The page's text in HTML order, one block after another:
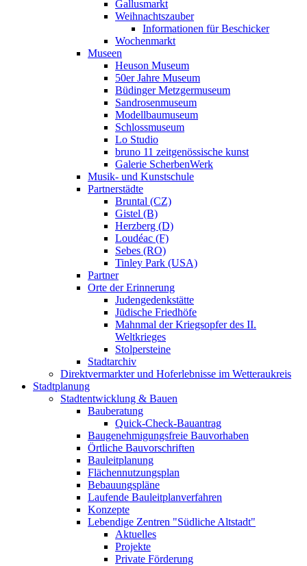
Gallusmarkt
Weihnachtszauber
Informationen für Beschicker
Wochenmarkt
Museen
Heuson Museum
50er Jahre Museum
Büdinger Metzgermuseum
Sandrosenmuseum
Modellbaumuseum
Schlossmuseum
Lo Studio
bruno 11 zeitgenössische kunst
Galerie ScherbenWerk
Musik- und Kunstschule
Partnerstädte
Bruntal (CZ)
Gistel (B)
Herzberg (D)
Loudéac (F)
Sebes (RO)
Tinley Park (USA)
Partner
Orte der Erinnerung
Judengedenkstätte
Jüdische Friedhöfe
Mahnmal der Kriegsopfer des II.
Weltkrieges
Stolpersteine
Stadtarchiv
Direktvermarkter und Hoferlebnisse im Wetteraukreis
Stadtplanung
Stadtentwicklung & Bauen
Bauberatung
Quick-Check-Bauantrag
Baugenehmigungsfreie Bauvorhaben
Örtliche Bauvorschriften
Bauleitplanung
Flächennutzungsplan
Bebauungspläne
Laufende Bauleitplanverfahren
Konzepte
Lebendige Zentren "Südliche Altstadt"
Aktuelles
Projekte
Private Förderung